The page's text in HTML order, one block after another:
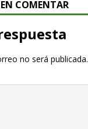
EN COMENTAR
no será publicada.